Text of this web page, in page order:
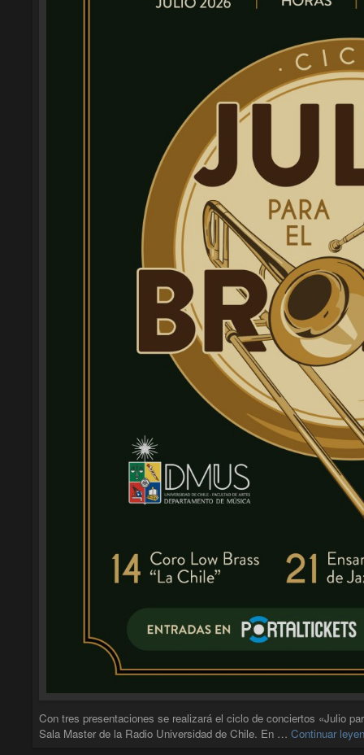
Con tres presentaciones se realizará el ciclo de conciertos «Julio
Sala Master de la Radio Universidad de Chile. En …Continuar